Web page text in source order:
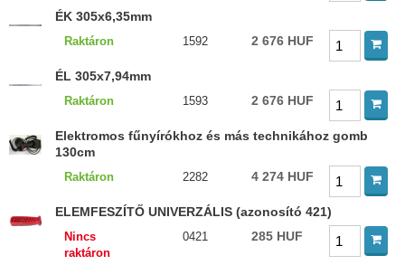
ÉK 305x6,35mm
Raktáron 1592 2 676 HUF
ÉL 305x7,94mm
Raktáron 1593 2 676 HUF
Elektromos fűnyírókhoz és más technikához gomb
130cm
Raktáron 2282 4 274 HUF
ELEMFESZÍTŐ UNIVERZÁLIS (azonosító 421)
Nincs
raktáron
0421 285 HUF